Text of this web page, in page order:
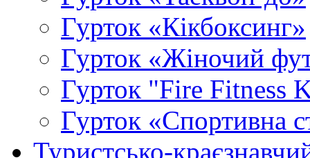
Гурток «Кікбоксинг»
Гурток «Жіночий
Гурток "Fire Fitness
Гурток «Спортивна
Туристсько-